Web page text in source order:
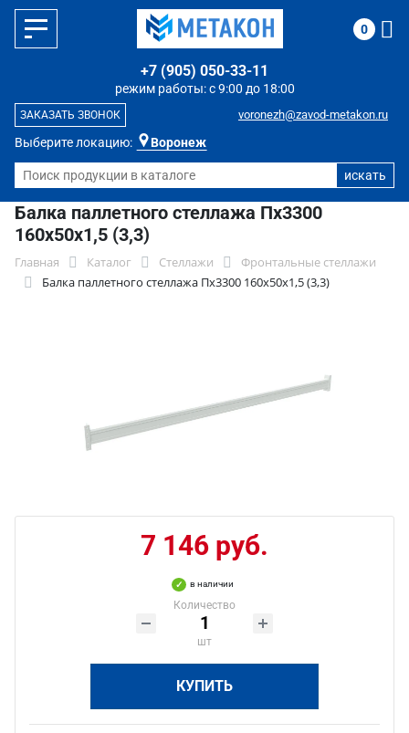
Выберите локацию: Воронеж
режим работы: с 9:00 до 18:00
+7 (905) 050-33-11
voronezh@zavod-metakon.ru
ЗАКАЗАТЬ ЗВОНОК
0
Балка паллетного стеллажа Пх3300
160х50х1,5 (3,3)
Главная Каталог Стеллажи
Фронтальные стеллажи
Балка паллетного стеллажа Пх3300 160х50х1,5 (3,3)
7 146 руб.
в наличии
Количество
шт
КУПИТЬ